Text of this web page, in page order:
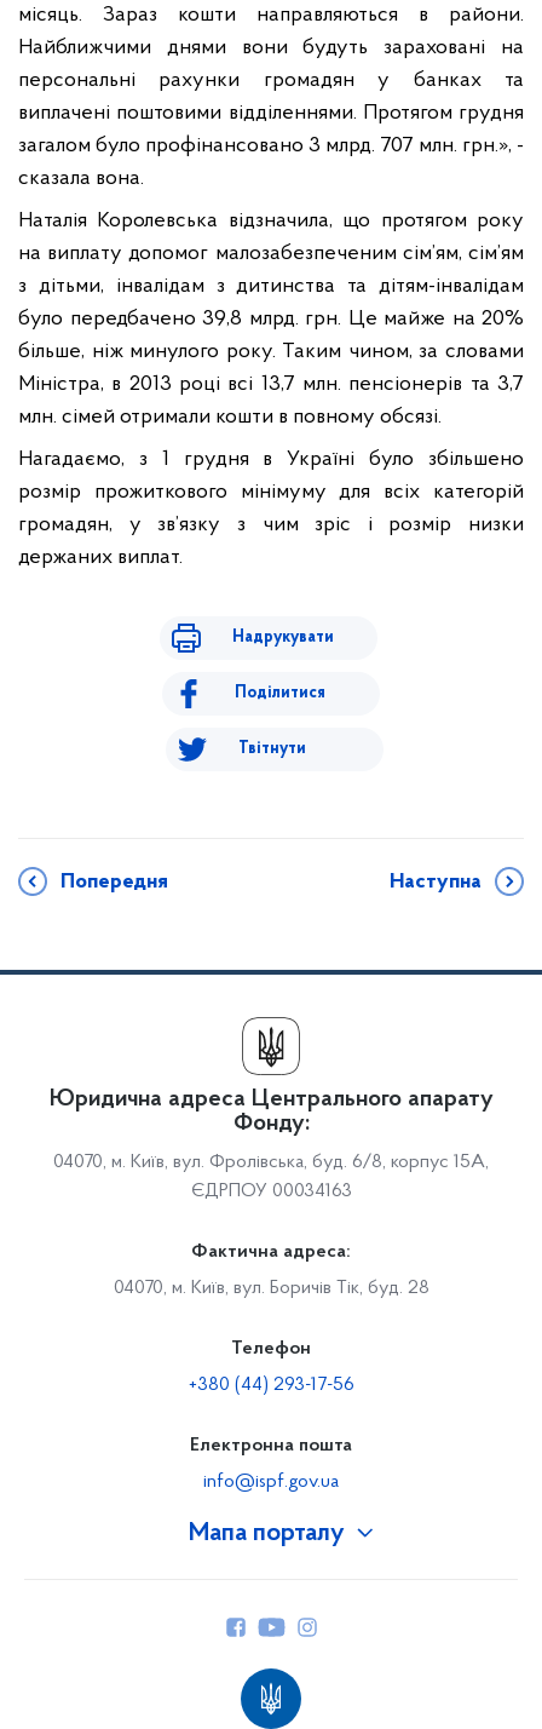
місяць. Зараз кошти направляються в райони.
Найближчими днями вони будуть зараховані на
персональні рахунки громадян у банках та
виплачені поштовими відділеннями. Протягом грудня
загалом було профінансовано 3 млрд. 707 млн. грн.», -
сказала вона.
Наталія Королевська відзначила, що протягом року
на виплату допомог малозабезпеченим сім’ям, сім’ям
з дітьми, інвалідам з дитинства та дітям-інвалідам
було передбачено 39,8 млрд. грн. Це майже на 20%
більше, ніж минулого року. Таким чином, за словами
Міністра, в 2013 році всі 13,7 млн. пенсіонерів та 3,7
млн. сімей отримали кошти в повному обсязі.
Нагадаємо, з 1 грудня в Україні було збільшено
розмір прожиткового мінімуму для всіх категорій
громадян, у зв’язку з чим зріс і розмір низки
держаних виплат.
Надрукувати
Поділитися
Твітнути
Попередня Наступна
Мапа порталу
Юридична адреса Центрального апарату
Фонду:
04070, м. Київ, вул. Фролівська, буд. 6/8, корпус 15А,
ЄДРПОУ 00034163
Фактична адреса:
04070, м. Київ, вул. Боричів Тік, буд. 28
Телефон
+380 (44) 293-17-56
Електронна пошта
info@ispf.gov.ua